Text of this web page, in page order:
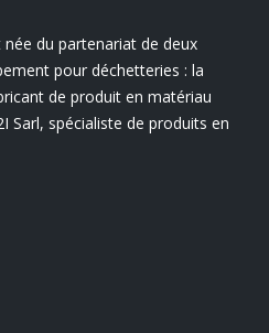
du partenariat de deux
pour déchetteries : la
de produit en matériau
Sarl, spécialiste de produits en